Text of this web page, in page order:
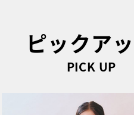
ピックア
PICK UP